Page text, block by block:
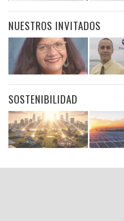
NUESTROS INVITADOS
SOSTENIBILIDAD